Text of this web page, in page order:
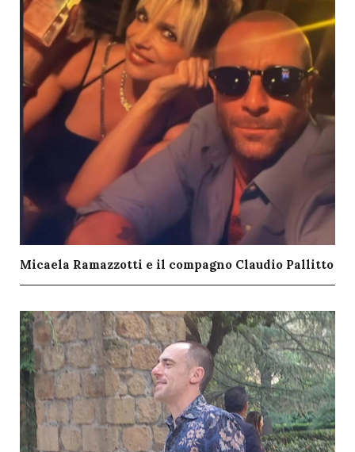
Micaela Ramazzotti e il compagno Claudio Pallitto